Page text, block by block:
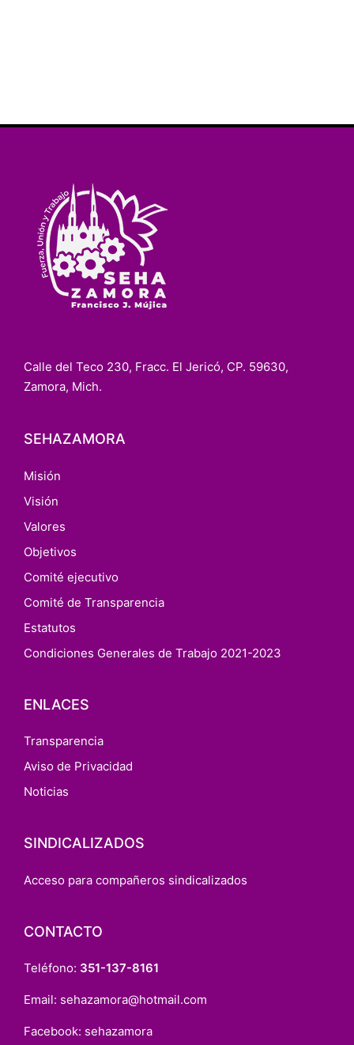
Calle del Teco 230, Fracc. El Jericó, CP. 59630,
Zamora, Mich.
SEHAZAMORA
Misión
Visión
Valores
Objetivos
Comité ejecutivo
Comité de Transparencia
Estatutos
Condiciones Generales de Trabajo 2021-2023
ENLACES
Transparencia
Aviso de Privacidad
Noticias
SINDICALIZADOS
Acceso para compañeros sindicalizados
CONTACTO
Teléfono: 351-137-8161
Email: sehazamora@hotmail.com
Facebook: sehazamora